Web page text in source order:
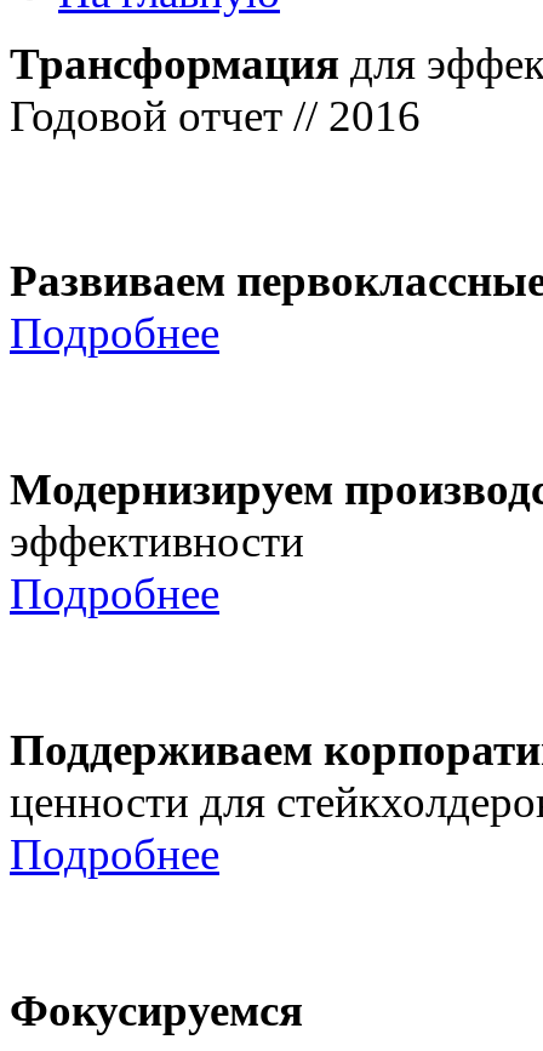
Трансформация для
Годовой отчет // 2016
Развиваем
Подробнее
Модернизируем
эффективности
Подробнее
Поддерживаем
ценности для
Подробнее
Фокусируемся